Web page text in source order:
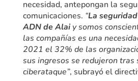
necesidad, antepongan la
comunicaciones. “La
ADN de Alaiy somos
las compañías es una
2021 el 32% de las
sus ingresos se redujeron tras
ciberataque”, subrayó el